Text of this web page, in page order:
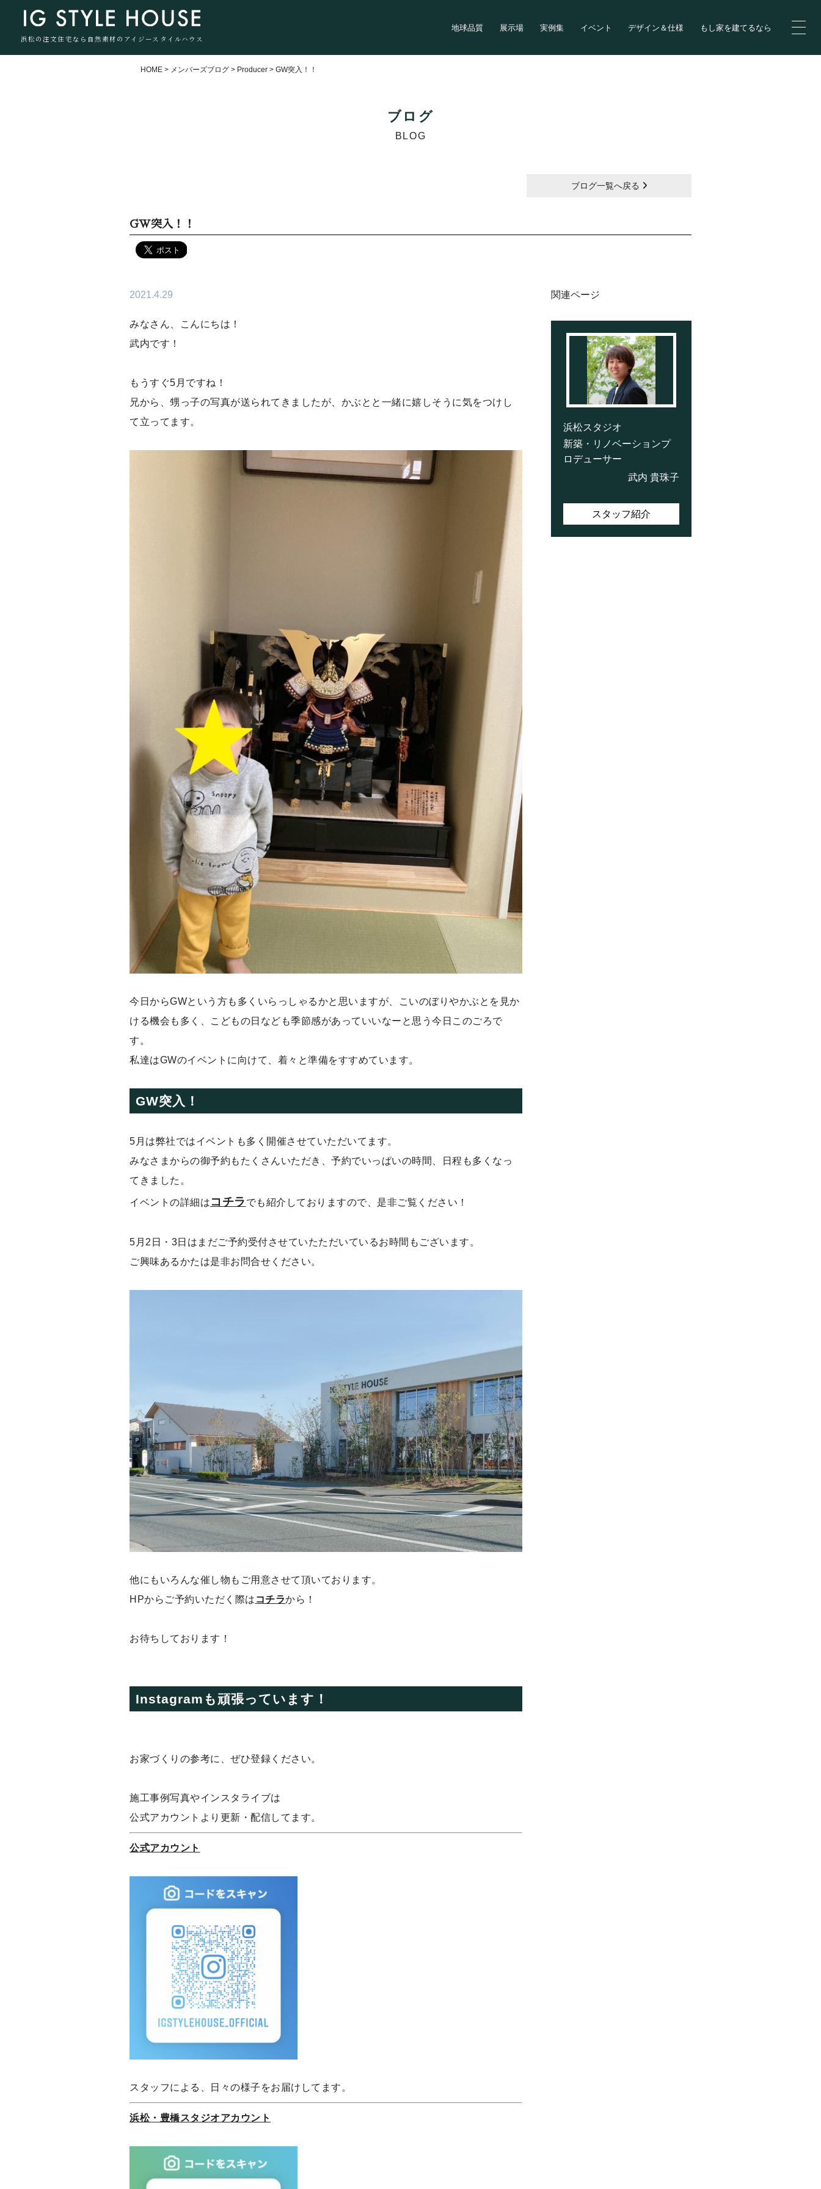
浜松の注文住宅なら自然素材のアイジースタイルハウス
地球品質 展示場 実例集 イベント デザイン＆仕様 もし家を建てるなら
HOME > メンバーズブログ > Producer >GW突入！！
ブログ
BLOG
ブログ一覧へ戻る
GW突入！！
2021.4.29
みなさん、こんにちは！
武内です！
もうすぐ5月ですね！
兄から、甥っ子の写真が送られてきましたが、かぶとと一緒に嬉しそうに気をつけし
て立ってます。
今日からGWという方も多くいらっしゃるかと思いますが、こいのぼりやかぶとを見か
ける機会も多く、こどもの日なども季節感があっていいなーと思う今日このごろで
す。
私達はGWのイベントに向けて、着々と準備をすすめています。
GW突入！
5月は弊社ではイベントも多く開催させていただいてます。
みなさまからの御予約もたくさんいただき、予約でいっぱいの時間、日程も多くなっ
てきました。
イベントの詳細はコチラ でも紹介しておりますので、是非ご覧ください！
5月2日・3日はまだご予約受付させていたただいているお時間もございます。
ご興味あるかたは是非お問合せください。
他にもいろんな催し物もご用意させて頂いております。
HPからご予約いただく際は コチラから！
お待ちしております！
Instagramも頑張っています！
お家づくりの参考に、ぜひ登録ください。
施工事例写真やインスタライブは
公式アカウントより更新・配信してます。
公式アカウント
スタッフによる、日々の様子をお届けしてます。
浜松・豊橋スタジオアカウント
関連ページ
浜松スタジオ
新築・リノベーションプ
ロデューサー
武内 貴珠子
スタッフ紹介